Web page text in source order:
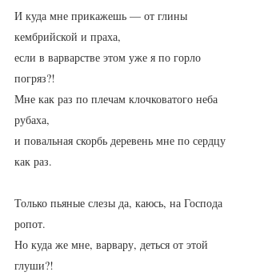
И куда мне прикажешь — от глины
кембрийской и праха,
если в варварстве этом уже я по горло
погряз?!
Мне как раз по плечам клочковатого неба
рубаха,
и повальная скорбь деревень мне по сердцу
как раз.
Только пьяные слезы да, каюсь, на Господа
ропот.
Но куда же мне, варвару, деться от этой
глуши?!